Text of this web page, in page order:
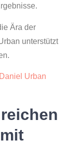
Ära der
unterstützt
Urban